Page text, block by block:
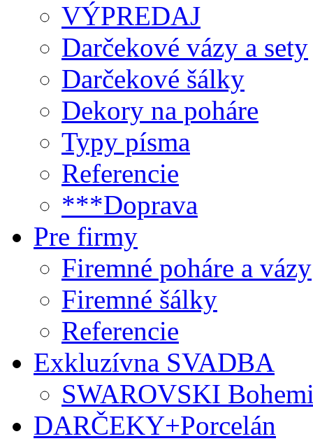
VÝPREDAJ
Darčekové vázy a sety
Darčekové šálky
Dekory na poháre
Typy písma
Referencie
***Doprava
Pre firmy
Firemné poháre a vázy
Firemné šálky
Referencie
Exkluzívna SVADBA
SWAROVSKI
DARČEKY+Porcelán